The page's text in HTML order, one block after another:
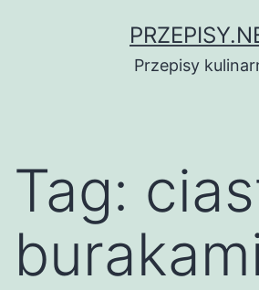
Przepisy
Tag: